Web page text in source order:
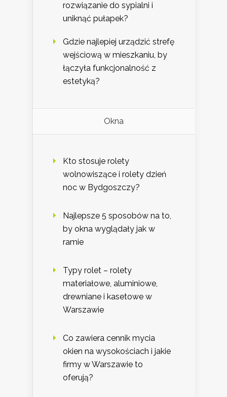
rozwiązanie do sypialni i
uniknąć pułapek?
Gdzie najlepiej urządzić strefę
wejściową w mieszkaniu, by
łączyła funkcjonalność z
estetyką?
Okna
Kto stosuje rolety
wolnowiszące i rolety dzień
noc w Bydgoszczy?
Najlepsze 5 sposobów na to,
by okna wyglądały jak w
ramie
Typy rolet – rolety
materiałowe, aluminiowe,
drewniane i kasetowe w
Warszawie
Co zawiera cennik mycia
okien na wysokościach i jakie
firmy w Warszawie to
oferują?